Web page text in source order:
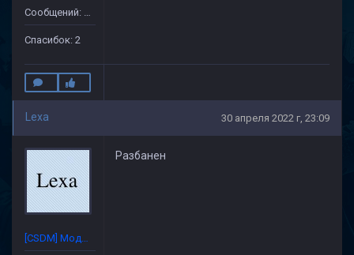
Сообщений: 12
Спасибок: 2
Lexa 30 апреля 2022 г, 23:09
[CSDM] Модератор
Разбанен